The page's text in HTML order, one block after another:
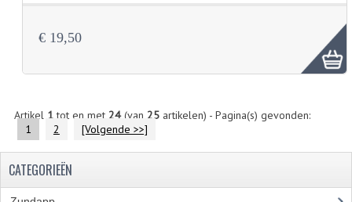
€ 19,50
Artikel 1tot en met 24(van 25artikelen) - Pagina(s) gevonden:
1
2 [Volgende >>]
CATEGORIEËN